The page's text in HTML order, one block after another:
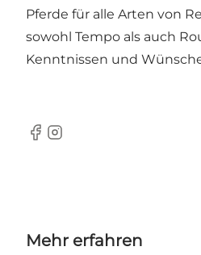
Pferde für alle Arten von
sowohl Tempo als auch
Kenntnissen und
Facebook
Instagram
Mehr erfahren